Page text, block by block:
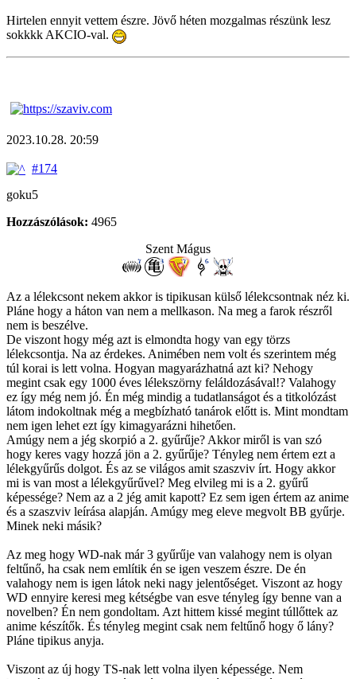
Hirtelen ennyit vettem észre. Jövő héten mozgalmas részünk lesz
sokkkk AKCIO-val.
2023.10.28. 20:59
#174
goku5
Hozzászólások: 4965
Szent Mágus
Az a lélekcsont nekem akkor is tipikusan külső lélekcsontnak néz ki.
Pláne hogy a háton van nem a mellkason. Na meg a farok részről
nem is beszélve.
De viszont hogy még azt is elmondta hogy van egy törzs
lélekcsontja. Na az érdekes. Animében nem volt és szerintem még
túl korai is lett volna. Hogyan magyarázhatná azt ki? Nehogy
megint csak egy 1000 éves lélekszörny feláldozásával!? Valahogy
ez így még nem jó. Én még mindig a tudatlanságot és a titkolózást
látom indokoltnak még a megbízható tanárok előtt is. Mint mondtam
nem igen lehet ezt így kimagyarázni hihetően.
Amúgy nem a jég skorpió a 2. gyűrűje? Akkor miről is van szó
hogy keres vagy hozzá jön a 2. gyűrűje? Tényleg nem értem ezt a
lélekgyűrűs dolgot. És az se világos amit szaszviv írt. Hogy akkor
mi is van most a lélekgyűrűvel? Meg elvileg mi is a 2. gyűrű
képessége? Nem az a 2 jég amit kapott? Ez sem igen értem az anime
és a szaszviv leírása alapján. Amúgy meg eleve megvolt BB gyűrje.
Minek neki másik?
Az meg hogy WD-nak már 3 gyűrűje van valahogy nem is olyan
feltűnő, ha csak nem említik én se igen veszem észre. De én
valahogy nem is igen látok neki nagy jelentőséget. Viszont az hogy
WD ennyire keresi meg kétségbe van esve tényleg így benne van a
novelben? Én nem gondoltam. Azt hittem kissé megint túllőttek az
anime készítők. És tényleg megint csak nem feltűnő hogy ő lány?
Pláne tipikus anyja.
Viszont az új hogy TS-nak lett volna ilyen képessége. Nem